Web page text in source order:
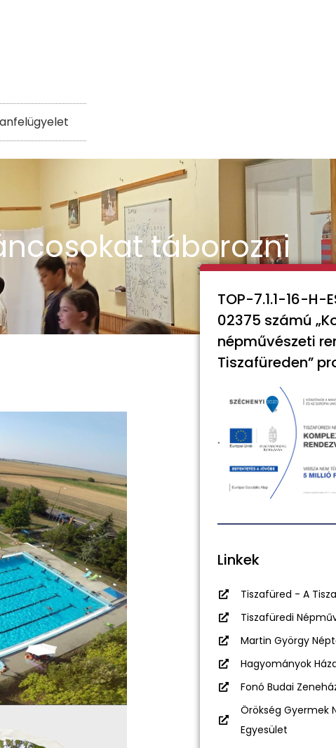
táborozni
TOP-7.1.1-16-H-
02375 számú
népművészeti
Tiszafüreden”
Linkek
Tiszafüred - A
Tiszafüredi
Martin György
Hagyományok
Fonó Budai
Örökség Gyermek
Egyesület